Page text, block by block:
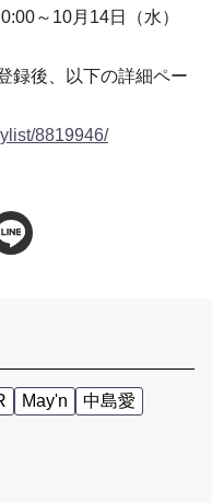
～10月14日（水）
録後、以下の詳細ペー
8819946/
May'n
中島愛